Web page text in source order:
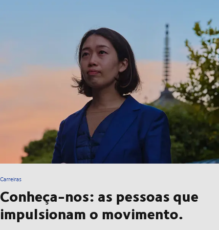
Carreiras
Conheça-nos: as pessoas que
impulsionam o movimento.